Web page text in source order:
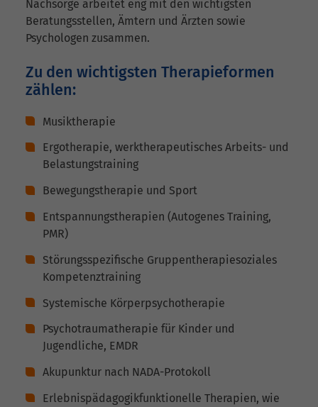
Nachsorge arbeitet eng mit den wichtigsten
Beratungsstellen, Ämtern und Ärzten sowie
Psychologen zusammen.
Zu den wichtigsten Therapieformen
zählen:
Musiktherapie
Ergotherapie, werktherapeutisches Arbeits- und
Belastungstraining
Bewegungstherapie und Sport
Entspannungstherapien (Autogenes Training,
PMR)
Störungsspezifische Gruppentherapiesoziales
Kompetenztraining
Systemische Körperpsychotherapie
Psychotraumatherapie für Kinder und
Jugendliche, EMDR
Akupunktur nach NADA-Protokoll
Erlebnispädagogikfunktionelle Therapien, wie